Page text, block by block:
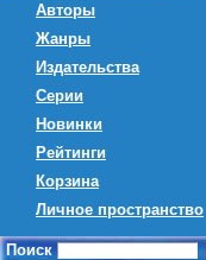
Авторы
Жанры
Издательства
Серии
Новинки
Рейтинги
Корзина
Личное пространство
Поиск